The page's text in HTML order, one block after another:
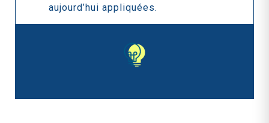
aujourd’hui appliquées.